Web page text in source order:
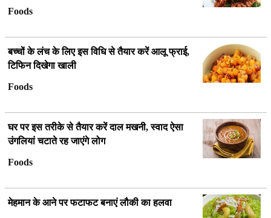
Foods
बच्चों के लंच के लिए इस विधि से तैयार करें आलू फ्राई,
टिफिन दिखेगा खाली
Foods
घर पर इस तरीके से तैयार करें दाल मखनी, स्वाद ऐसा
उंगलियां चटाते रह जाएंगे लोग
Foods
मेहमान के आने पर फटाफट बनाएं लौकी का हलवा